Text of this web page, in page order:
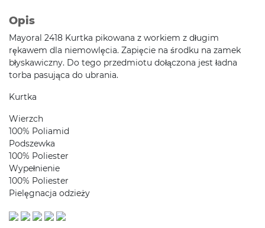
Opis
Mayoral 2418 Kurtka pikowana z workiem z długim
rękawem dla niemowlęcia. Zapięcie na środku na zamek
błyskawiczny. Do tego przedmiotu dołączona jest ładna
torba pasująca do ubrania.
Kurtka
Wierzch
100% Poliamid
Podszewka
100% Poliester
Wypełnienie
100% Poliester
Pielęgnacja odzieży